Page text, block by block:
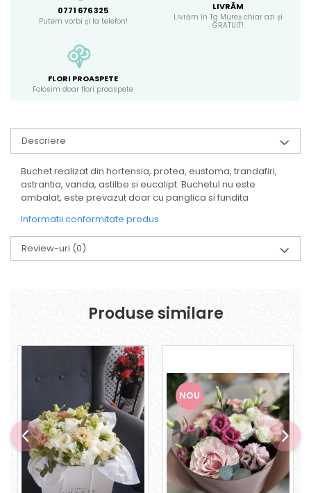
0771 676 325
Putem vorbi și la telefon!
LIVRĂM
Livrăm în Tg Mureș chiar azi și
GRATUIT!
FLORI PROASPETE
Folosim doar flori proaspete
Descriere
Buchet realizat din hortensia, protea, eustoma, trandafiri,
astrantia, vanda, astilbe si eucalipt. Buchetul nu este
ambalat, este prevazut doar cu panglica si fundita
Informatii conformitate produs
Review-uri (0)
Produse similare
NOU